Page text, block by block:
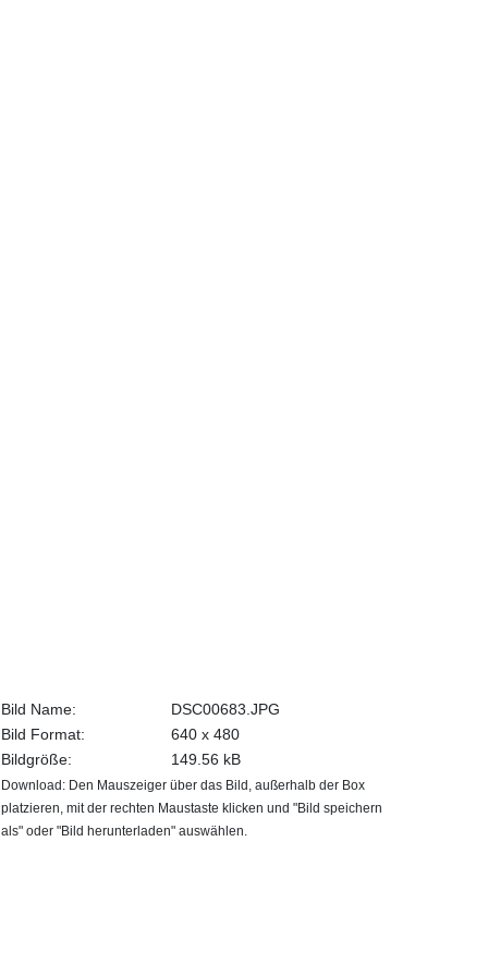
Bild Name:
DSC00683.JPG
Bild Format:
640 x 480
Bildgröße:
149.56 kB
Download: Den Mauszeiger über das Bild, außerhalb der Box
platzieren, mit der rechten Maustaste klicken und "Bild speichern
als" oder "Bild herunterladen" auswählen.